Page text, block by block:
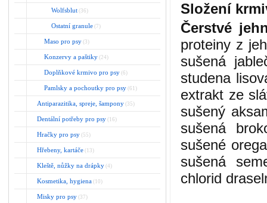
Wolfsblut (36)
Ostatní granule (7)
Maso pro psy (3)
Konzervy a paštiky (24)
Doplňkové krmivo pro psy (6)
Pamlsky a pochoutky pro psy (61)
Antiparazitika, spreje, šampony (35)
Dentální potřeby pro psy (16)
Hračky pro psy (55)
Hřebeny, kartáče (13)
Kleště, nůžky na drápky (4)
Kosmetika, hygiena (10)
Misky pro psy (37)
Složení
Čerstvé
proteiny z
sušená
studena
extrakt ze
sušený
sušená
sušené
sušená
chlorid